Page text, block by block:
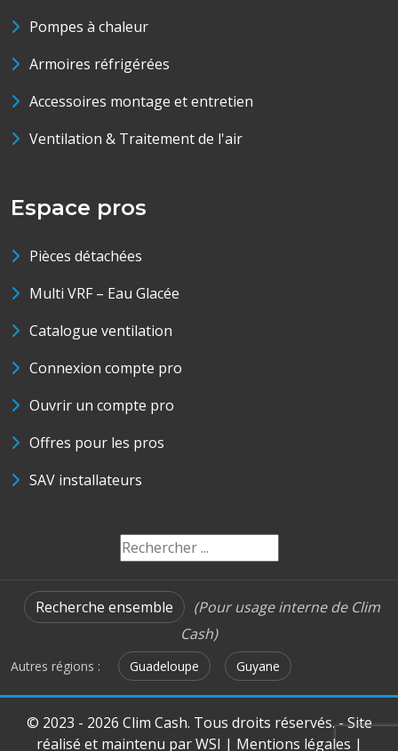
Pompes à chaleur
Armoires réfrigérées
Accessoires montage et entretien
Ventilation & Traitement de l'air
Espace pros
Pièces détachées
Multi VRF – Eau Glacée
Catalogue ventilation
Connexion compte pro
Ouvrir un compte pro
Offres pour les pros
SAV installateurs
Recherche ensemble
(Pour usage interne de Clim
Cash)
Autres régions : Guadeloupe Guyane
© 2023 - 2026 Clim Cash. Tous droits réservés. - Site
réalisé et maintenu parWSI | Mentions légales |